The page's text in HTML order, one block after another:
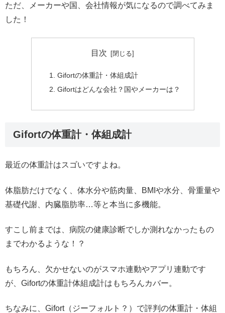
ただ、メーカーや国、会社情報が気になるので調べてみま
した！
目次
Gifortの体重計・体組成計
Gifortはどんな会社？国やメーカーは？
Gifortの体重計・体組成計
最近の体重計はスゴいですよね。
体脂肪だけでなく、体水分や筋肉量、BMIや水分、骨重量や
基礎代謝、内臓脂肪率…等と本当に多機能。
すこし前までは、病院の健康診断でしか測れなかったもの
までわかるような！？
もちろん、欠かせないのがスマホ連動やアプリ連動です
が、Gifortの体重計体組成計はもちろんカバー。
ちなみに、Gifort（ジーフォルト？）で評判の体重計・体組